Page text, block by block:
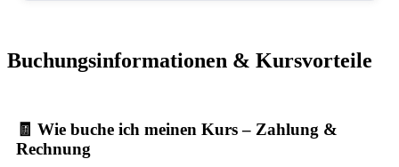
Buchungsinformationen & Kursvorteile
🧾 Wie buche ich meinen Kurs – Zahlung &
Rechnung